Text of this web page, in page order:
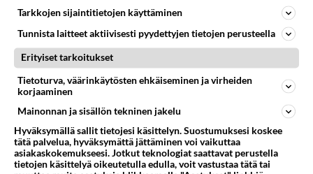
Nainen. Onko meissä
Sinusta jotain samaa? Näköä tai luonteenpiirteitä? Utelias
07.08.2026 21:51
38
534
Osallistu keskusteluun
Vihreiden puheenjohtaja, kansanedustaja Sofia Virta pääsi otsikoihin, kun tieto hänen osallistumisestaan Erikoisjoukot-k
Tänään tv:ssä: Salatut elämät palaa kesätauolta - Tässä hieman juonipaljastuksia
Pihlajakatu 23 B on täynnä naurua, itkua, rakkautta ja suuria salaisuuksia. Suomalaisten yksi pitkäikäisimmistä draamas
Tarkkojen sijaintitietojen käyttäminen
Tunnista laitteet aktiivisesti pyydettyjen tietojen perusteella
Erityiset tarkoitukset
Tietoturva, väärinkäytösten ehkäiseminen ja virheiden
korjaaminen
Mainonnan ja sisällön tekninen jakelu
Hyväksymällä sallit tietojesi käsittelyn. Suostumuksesi koskee
tätä palvelua, hyväksymättä jättäminen voi vaikuttaa
asiakaskokemukseesi. Jotkut teknologiat saattavat perustella
tietojen käsittelyä oikeutetulla edulla, voit vastustaa tätä tai